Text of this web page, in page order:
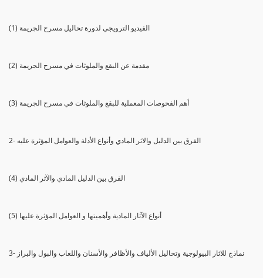
(1) الفيديو الترويجي لدورة تحاليل مسرح الجريمة
(2) مقدمة عن البقع والملوثات في مسرح الجريمة
(3) أهم الفحوصات المعملية للبقع والملوثات في مسرح الجريمة
2- الفرق بين الدليل والاثر المادي وأنواع الأدلة والعوامل المؤثرة عليه
(4) الفرق بين الدليل المادي والآثر المادي
(5) أنواع الآثار المادية وأهميتها و العوامل المؤثرة عليها
3- نماذج للاثار البيولوجية وتحاليل الألياف والأظافر والأسنان واللعاب والبول والبراز